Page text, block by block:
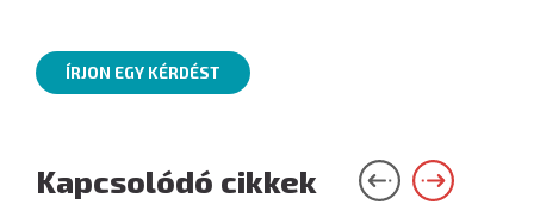
ÍRJON EGY KÉRDÉST
Kapcsolódó cikkek